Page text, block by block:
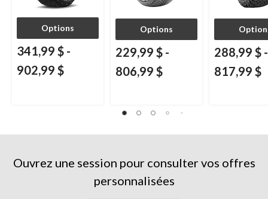
Options
341,99 $ -
902,99 $
Options
229,99 $ -
806,99 $
288,99 $ -
817,99 $
Ouvrez une session pour consulter vos offres
personnalisées